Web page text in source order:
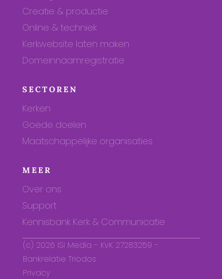
Creatie & productie
Online & techniek
Kerkwebsite laten maken
Domeinnaamregistratie
SECTOREN
Kerken
Goede doelen
Maatschappelijke organisaties
MEER
Over ons
Support
Kennisbank Kerk & Communicatie
(c) 2026 ISI Media - KvK 27283259 -
Bankrelatie Triodos
Privacy